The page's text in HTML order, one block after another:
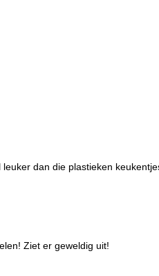
dan die plastieken
Ziet er geweldig uit!